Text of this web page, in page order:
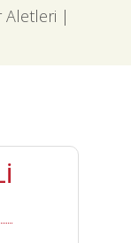
Aletleri |